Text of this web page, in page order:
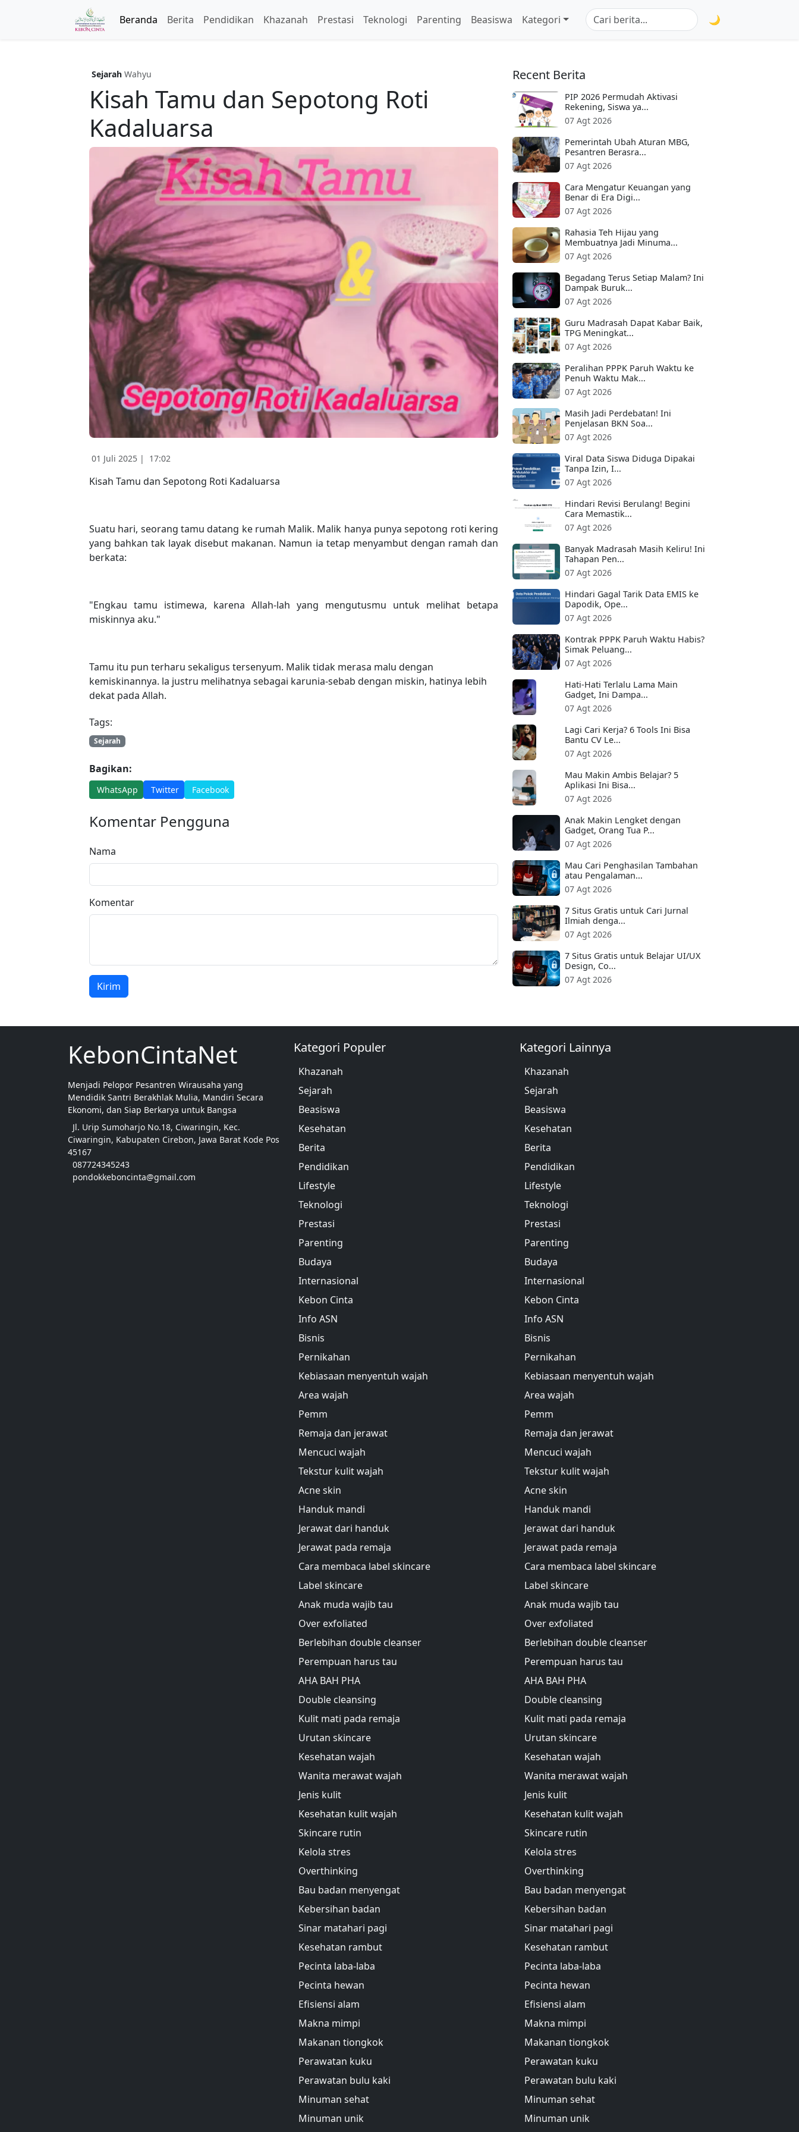
Beranda Berita Pendidikan Khazanah Prestasi Teknologi Parenting Beasiswa Kategori 🌙
Sejarah Wahyu
Kisah Tamu dan Sepotong Roti
Kadaluarsa
01 Juli 2025 | 17:02
Kisah Tamu dan Sepotong Roti Kadaluarsa
Suatu hari, seorang tamu datang ke rumah Malik. Malik hanya punya sepotong roti kering
yang bahkan tak layak disebut makanan. Namun ia tetap menyambut dengan ramah dan
berkata:
"Engkau tamu istimewa, karena Allah-lah yang mengutusmu untuk melihat betapa
miskinnya aku."
Tamu itu pun terharu sekaligus tersenyum. Malik tidak merasa malu dengan
kemiskinannya. la justru melihatnya sebagai karunia-sebab dengan miskin, hatinya lebih
dekat pada Allah.
Tags:
Sejarah
Bagikan:
WhatsApp Twitter Facebook
Komentar Pengguna
Nama
Komentar
Kirim
Recent Berita
PIP 2026 Permudah Aktivasi
Rekening, Siswa ya...
07 Agt 2026
Pemerintah Ubah Aturan MBG,
Pesantren Berasra...
07 Agt 2026
Cara Mengatur Keuangan yang
Benar di Era Digi...
07 Agt 2026
Rahasia Teh Hijau yang
Membuatnya Jadi Minuma...
07 Agt 2026
Begadang Terus Setiap Malam? Ini
Dampak Buruk...
07 Agt 2026
Guru Madrasah Dapat Kabar Baik,
TPG Meningkat...
07 Agt 2026
Peralihan PPPK Paruh Waktu ke
Penuh Waktu Mak...
07 Agt 2026
Masih Jadi Perdebatan! Ini
Penjelasan BKN Soa...
07 Agt 2026
Viral Data Siswa Diduga Dipakai
Tanpa Izin, I...
07 Agt 2026
Hindari Revisi Berulang! Begini
Cara Memastik...
07 Agt 2026
Banyak Madrasah Masih Keliru! Ini
Tahapan Pen...
07 Agt 2026
Hindari Gagal Tarik Data EMIS ke
Dapodik, Ope...
07 Agt 2026
Kontrak PPPK Paruh Waktu Habis?
Simak Peluang...
07 Agt 2026
Hati-Hati Terlalu Lama Main
Gadget, Ini Dampa...
07 Agt 2026
Lagi Cari Kerja? 6 Tools Ini Bisa
Bantu CV Le...
07 Agt 2026
Mau Makin Ambis Belajar? 5
Aplikasi Ini Bisa...
07 Agt 2026
Anak Makin Lengket dengan
Gadget, Orang Tua P...
07 Agt 2026
Mau Cari Penghasilan Tambahan
atau Pengalaman...
07 Agt 2026
7 Situs Gratis untuk Cari Jurnal
Ilmiah denga...
07 Agt 2026
7 Situs Gratis untuk Belajar UI/UX
Design, Co...
07 Agt 2026
KebonCintaNet
Menjadi Pelopor Pesantren Wirausaha yang
Mendidik Santri Berakhlak Mulia, Mandiri Secara
Ekonomi, dan Siap Berkarya untuk Bangsa
Jl. Urip Sumoharjo No.18, Ciwaringin, Kec.
Ciwaringin, Kabupaten Cirebon, Jawa Barat Kode Pos
45167
087724345243
pondokkeboncinta@gmail.com
Kategori Populer
Khazanah
Sejarah
Beasiswa
Kesehatan
Berita
Pendidikan
Lifestyle
Teknologi
Prestasi
Parenting
Budaya
Internasional
Kebon Cinta
Info ASN
Bisnis
Pernikahan
Kebiasaan menyentuh wajah
Area wajah
Pemm
Remaja dan jerawat
Mencuci wajah
Tekstur kulit wajah
Acne skin
Handuk mandi
Jerawat dari handuk
Jerawat pada remaja
Cara membaca label skincare
Label skincare
Anak muda wajib tau
Over exfoliated
Berlebihan double cleanser
Perempuan harus tau
AHA BAH PHA
Double cleansing
Kulit mati pada remaja
Urutan skincare
Kesehatan wajah
Wanita merawat wajah
Jenis kulit
Kesehatan kulit wajah
Skincare rutin
Kelola stres
Overthinking
Bau badan menyengat
Kebersihan badan
Sinar matahari pagi
Kesehatan rambut
Pecinta laba-laba
Pecinta hewan
Efisiensi alam
Makna mimpi
Makanan tiongkok
Perawatan kuku
Perawatan bulu kaki
Minuman sehat
Minuman unik
Kategori Lainnya
Khazanah
Sejarah
Beasiswa
Kesehatan
Berita
Pendidikan
Lifestyle
Teknologi
Prestasi
Parenting
Budaya
Internasional
Kebon Cinta
Info ASN
Bisnis
Pernikahan
Kebiasaan menyentuh wajah
Area wajah
Pemm
Remaja dan jerawat
Mencuci wajah
Tekstur kulit wajah
Acne skin
Handuk mandi
Jerawat dari handuk
Jerawat pada remaja
Cara membaca label skincare
Label skincare
Anak muda wajib tau
Over exfoliated
Berlebihan double cleanser
Perempuan harus tau
AHA BAH PHA
Double cleansing
Kulit mati pada remaja
Urutan skincare
Kesehatan wajah
Wanita merawat wajah
Jenis kulit
Kesehatan kulit wajah
Skincare rutin
Kelola stres
Overthinking
Bau badan menyengat
Kebersihan badan
Sinar matahari pagi
Kesehatan rambut
Pecinta laba-laba
Pecinta hewan
Efisiensi alam
Makna mimpi
Makanan tiongkok
Perawatan kuku
Perawatan bulu kaki
Minuman sehat
Minuman unik